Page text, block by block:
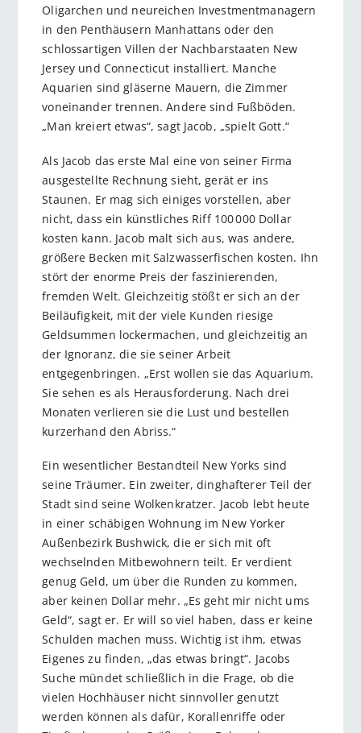
Oligarchen und neureichen Investmentmanagern
in den Penthäusern Manhattans oder den
schlossartigen Villen der Nachbarstaaten New
Jersey und Connecticut installiert. Manche
Aquarien sind gläserne Mauern, die Zimmer
voneinander trennen. Andere sind Fußböden.
„Man kreiert etwas“, sagt Jacob, „spielt Gott.“
Als Jacob das erste Mal eine von seiner Firma
ausgestellte Rechnung sieht, gerät er ins
Staunen. Er mag sich einiges vorstellen, aber
nicht, dass ein künstliches Riff 100 000 Dollar
kosten kann. Jacob malt sich aus, was andere,
größere Becken mit Salzwasserfischen kosten. Ihn
stört der enorme Preis der faszinierenden,
fremden Welt. Gleichzeitig stößt er sich an der
Beiläufigkeit, mit der viele Kunden riesige
Geldsummen lockermachen, und gleichzeitig an
der Ignoranz, die sie seiner Arbeit
entgegenbringen. „Erst wollen sie das Aquarium.
Sie sehen es als Herausforderung. Nach drei
Monaten verlieren sie die Lust und bestellen
kurzerhand den Abriss.“
Ein wesentlicher Bestandteil New Yorks sind
seine Träumer. Ein zweiter, dinghafterer Teil der
Stadt sind seine Wolkenkratzer. Jacob lebt heute
in einer schäbigen Wohnung im New Yorker
Außenbezirk Bushwick, die er sich mit oft
wechselnden Mitbewohnern teilt. Er verdient
genug Geld, um über die Runden zu kommen,
aber keinen Dollar mehr. „Es geht mir nicht ums
Geld“, sagt er. Er will so viel haben, dass er keine
Schulden machen muss. Wichtig ist ihm, etwas
Eigenes zu finden, „das etwas bringt“. Jacobs
Suche mündet schließlich in die Frage, ob die
vielen Hochhäuser nicht sinnvoller genutzt
werden können als dafür, Korallenriffe oder